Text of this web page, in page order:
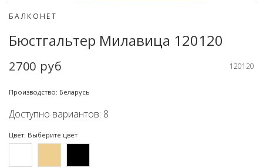
БАЛКОНЕТ
Бюстгальтер Милавица 120120
2700 руб 120120
Производство: Беларусь
Доступно вариантов: 8
Цвет: Выберите цвет